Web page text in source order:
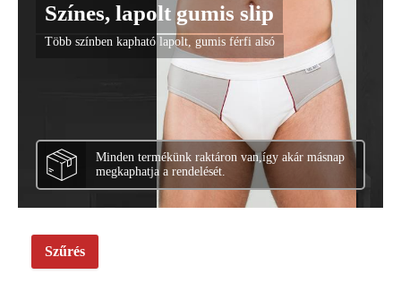
Színes, lapolt gumis slip
Több színben kapható lapolt, gumis férfi alsó
Minden termékünk raktáron van,így akár másnap
megkaphatja a rendelését.
Szűrés